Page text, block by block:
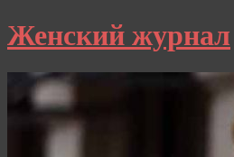
Женский журнал